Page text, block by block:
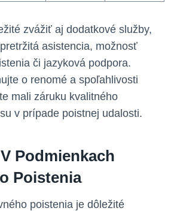
zvážiť aj dodatkové služby,
asistencia, možnosť
či jazyková podpora.
o renomé a spoľahlivosti
mali záruku kvalitného
v prípade poistnej udalosti.
Podmienkach
Poistenia
poistenia je dôležité